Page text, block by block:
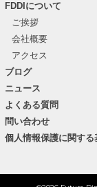
FDDIについて
ご挨拶
会社概要
アクセス
ブログ
ニュース
よくある質問
問い合わせ
個人情報保護に関する